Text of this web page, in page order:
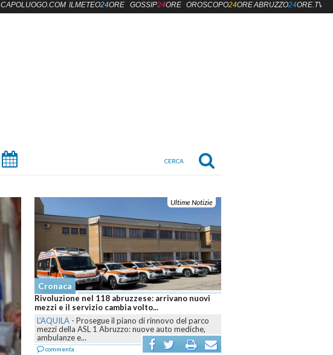
Ultime Notizie
Cronaca
Rivoluzione nel 118 abruzzese: arrivano nuovi
mezzi e il servizio cambia volto...
L'AQUILA-Prosegue il piano di rinnovo del parco
mezzi della ASL 1 Abruzzo: nuove auto mediche,
ambulanze e...
commenta
Cronaca
Abruzzo brucia ancora, sei fronti
L'AQUILA
Teramano, volontari, mezzi
Canadair sono...
commenta
CAPOLUOGO.COM ILMETEO24ORE GOSSIP24ORE OROSCOPO24OREABRUZZO24ORE.TV